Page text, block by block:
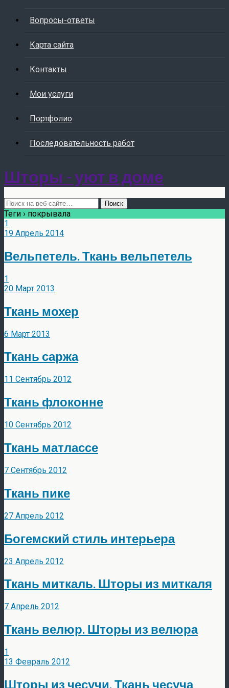
Вопросы-ответы
Карта сайта
Контакты
Мои услуги
Портфолио
Последовательность работ
Шторы - уют в доме
Теги › покрывала
1
19 Апрель 2014
Вельпетель. Ткань вельпетель
1
20 Март 2013
Ткань мохер
6 Март 2013
Ткань саржа
11 Сентябрь 2012
Ткань флоконне
10 Сентябрь 2012
Ткань матлассе
7 Сентябрь 2012
Ткань пике
27 Апрель 2012
Богемский стиль интерьера
23 Апрель 2012
Ткань миткаль. Шторы из миткаля
7 Апрель 2012
Ткань велюр. Шторы из велюра
1
13 Февраль 2012
Шторы из чесучи. Ткань чесуча